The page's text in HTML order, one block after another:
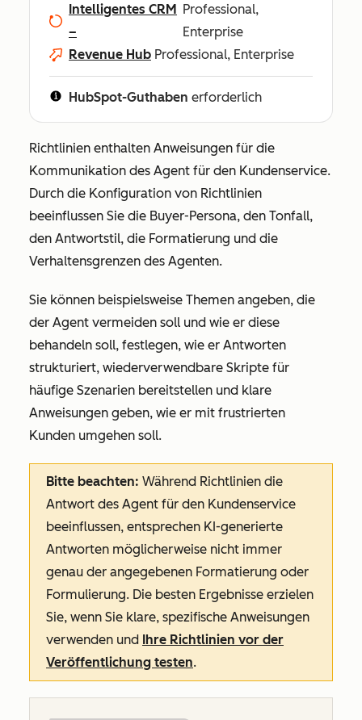
Intelligentes CRM
–
Professional,
Enterprise
Revenue Hub Professional, Enterprise
HubSpot-Guthaben erforderlich
Richtlinien enthalten Anweisungen für die
Kommunikation des Agent für den Kundenservice.
Durch die Konfiguration von Richtlinien
beeinflussen Sie die Buyer-Persona, den Tonfall,
den Antwortstil, die Formatierung und die
Verhaltensgrenzen des Agenten.
Sie können beispielsweise Themen angeben, die
der Agent vermeiden soll und wie er diese
behandeln soll, festlegen, wie er Antworten
strukturiert, wiederverwendbare Skripte für
häufige Szenarien bereitstellen und klare
Anweisungen geben, wie er mit frustrierten
Kunden umgehen soll.
Bitte beachten: Während Richtlinien die
Antwort des Agent für den Kundenservice
beeinflussen, entsprechen KI-generierte
Antworten möglicherweise nicht immer
genau der angegebenen Formatierung oder
Formulierung. Die besten Ergebnisse erzielen
Sie, wenn Sie klare, spezifische Anweisungen
verwenden und Ihre Richtlinien vor der
Veröffentlichung testen.